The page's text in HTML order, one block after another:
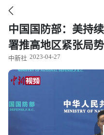

中国国防部：美持
署推高地区紧张局势
中新社 2023-04-27